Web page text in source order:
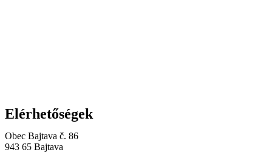
Elérhetőségek
Obec Bajtava č. 86
943 65 Bajtava